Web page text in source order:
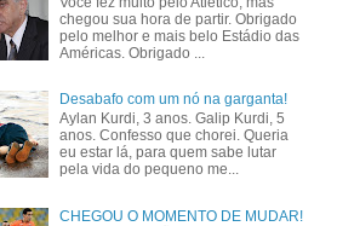
chegou sua hora de partir. Obrigado
pelo melhor e mais belo Estádio das
Américas. Obrigado ...
Desabafo com um nó na garganta!
Aylan Kurdi, 3 anos. Galip Kurdi, 5
anos. Confesso que chorei. Queria
eu estar lá, para quem sabe lutar
pela vida do pequeno me...
CHEGOU O MOMENTO DE MUDAR!